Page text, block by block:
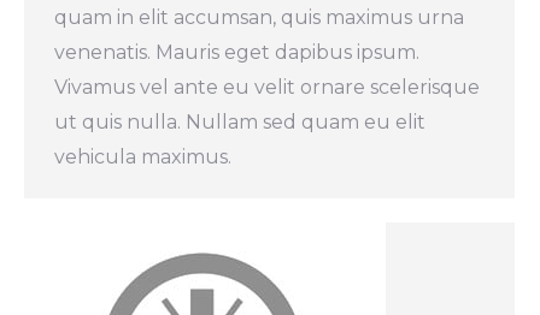
quam in elit accumsan, quis maximus urna
venenatis. Mauris eget dapibus ipsum.
Vivamus vel ante eu velit ornare scelerisque
ut quis nulla. Nullam sed quam eu elit
vehicula maximus.